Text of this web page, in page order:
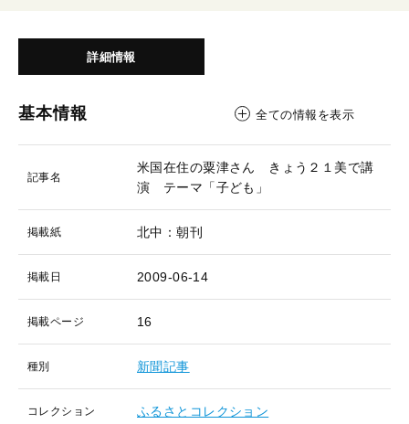
詳細情報
基本情報 全ての情報を表示
記事名
米国在住の粟津さん きょう２１美で講
演 テーマ「子ども」
掲載紙 北中：朝刊
掲載日 2009-06-14
掲載ページ 16
種別 新聞記事
コレクション ふるさとコレクション